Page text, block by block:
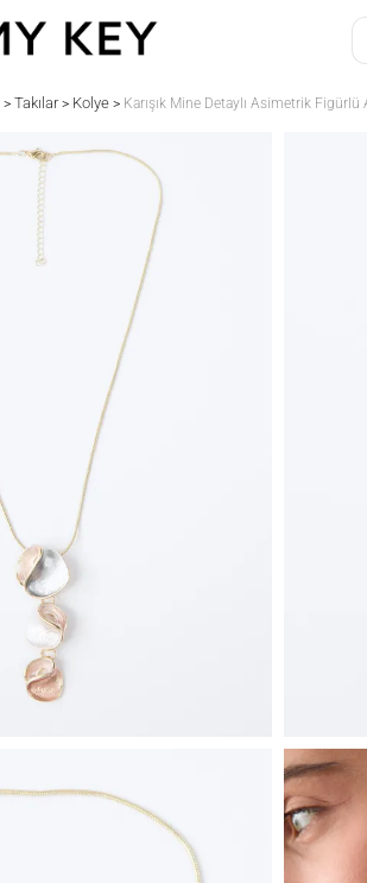
> Takılar> Kolye > Karışık Mine Detaylı Asimetrik